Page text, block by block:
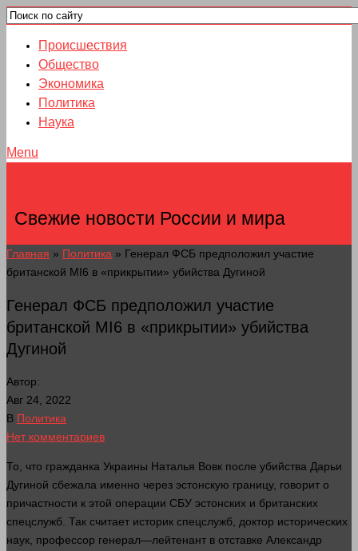
Происшествия
Общество
Экономика
Политика
Наука
Menu
Свежие новости России и мира
Главная » Политика » Генерал ФСБ предположил участие
британской MI6 в «прикрытии» убийства Дугиной
Генерал ФСБ предположил участие
британской MI6 в «прикрытии» убийства
Дугиной
Автор:
Авг 24, 2022
В Политика
Нет комментариев
То, что гражданка Украины Наталья Вовк после убийства Дарьи
Дугиной сбежала именно через эстонскую границу, говорит о
причастности к этой операции СБУ эстонских и британских
спецслужб. Так считает историк спецслужб, доктор исторических
наук, профессор генерал—лейтенант в отставке Александр